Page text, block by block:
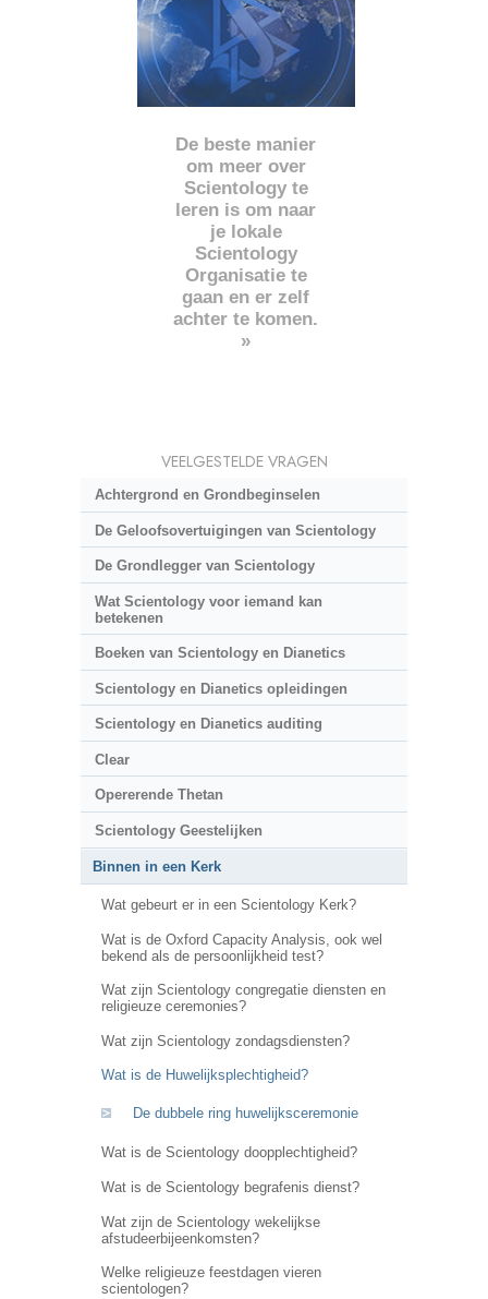
De beste manier
om meer over
Scientology te
leren is om naar
je lokale
Scientology
Organisatie te
gaan en er zelf
achter te komen.
»
VEELGESTELDE VRAGEN
Achtergrond en Grondbeginselen
De Geloofsovertuigingen van Scientology
De Grondlegger van Scientology
Wat Scientology voor iemand kan
betekenen
Boeken van Scientology en Dianetics
Scientology en Dianetics opleidingen
Scientology en Dianetics auditing
Clear
Opererende Thetan
Scientology Geestelijken
Binnen in een Kerk
Wat gebeurt er in een Scientology Kerk?
Wat is de Oxford Capacity Analysis, ook wel
bekend als de persoonlijkheid test?
Wat zijn Scientology congregatie diensten en
religieuze ceremonies?
Wat zijn Scientology zondagsdiensten?
Wat is de Huwelijksplechtigheid?
De dubbele ring huwelijksceremonie
Wat is de Scientology doopplechtigheid?
Wat is de Scientology begrafenis dienst?
Wat zijn de Scientology wekelijkse
afstudeerbijeenkomsten?
Welke religieuze feestdagen vieren
scientologen?